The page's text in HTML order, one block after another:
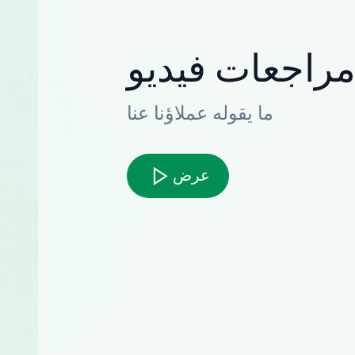
مراجعات فيديو
ما يقوله عملاؤنا عنا
عرض